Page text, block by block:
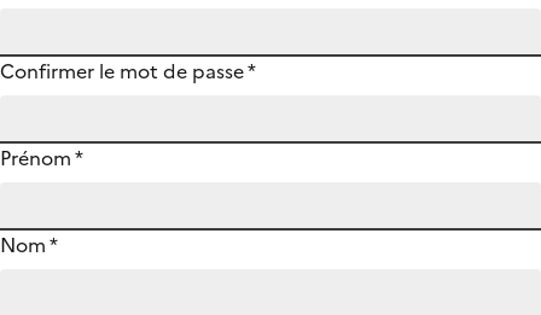
Confirmer le mot de passe*
Prénom*
Nom*